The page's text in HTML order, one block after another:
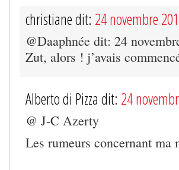
christiane dit: 24 novembre
@Daaphnée dit: 24
Zut, alors ! j’avais
Alberto di Pizza dit: 24
@ J-C Azerty
Les rumeurs concernant ma